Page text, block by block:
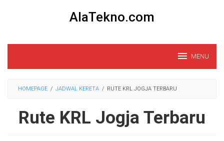
AlaTekno.com
MENU
HOMEPAGE / JADWAL KERETA / RUTE KRL JOGJA TERBARU
Rute KRL Jogja Terbaru